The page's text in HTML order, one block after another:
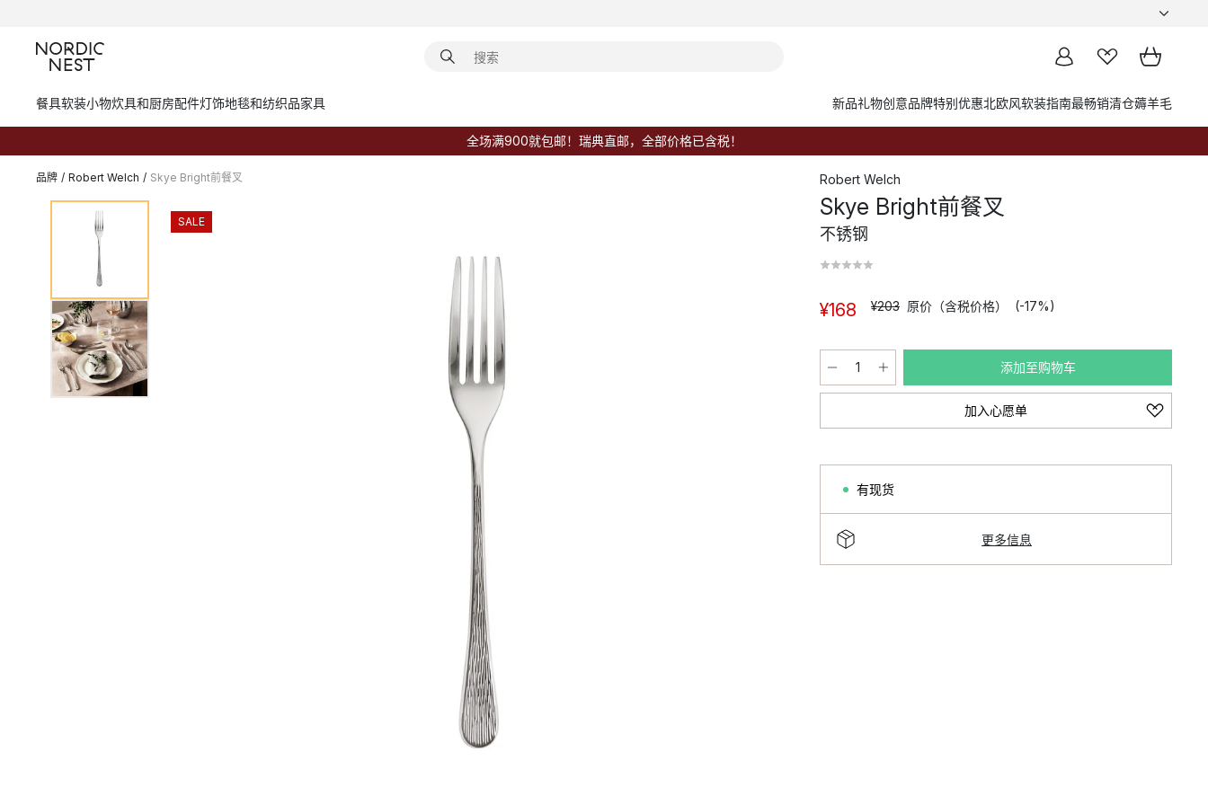
餐具软装小物炊具和厨房配件灯饰地毯和纺织品家具 新品礼物创意品牌特别优惠北欧风软装指南最畅销清仓薅羊毛
全场满900就包邮！瑞典直邮，全部价格已含税！
品牌 / Robert Welch / Skye Bright前餐叉
SALE
Robert Welch
Skye Bright前餐叉
不锈钢
¥168 ¥203 原价（含税价格） (-17%)
添加至购物车
加入心愿单
有现货
更多信息